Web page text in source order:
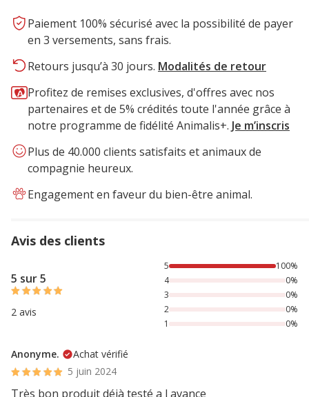
Paiement 100% sécurisé avec la possibilité de payer
en 3 versements, sans frais.
Retours jusqu’à 30 jours. Modalités de retour
Profitez de remises exclusives, d'offres avec nos
partenaires et de 5% crédités toute l'année grâce à
notre programme de fidélité Animalis+. Je m’inscris
Plus de 40.000 clients satisfaits et animaux de
compagnie heureux.
Engagement en faveur du bien-être animal.
Avis des clients
5 sur 5
2 avis
100% des personnes lont noté avec {1} étoiles,
5
100%
4
0%
3
0%
2
0%
1
0%
Anonyme.
Achat vérifié
5 juin 2024
Très bon produit déjà testé a l avance